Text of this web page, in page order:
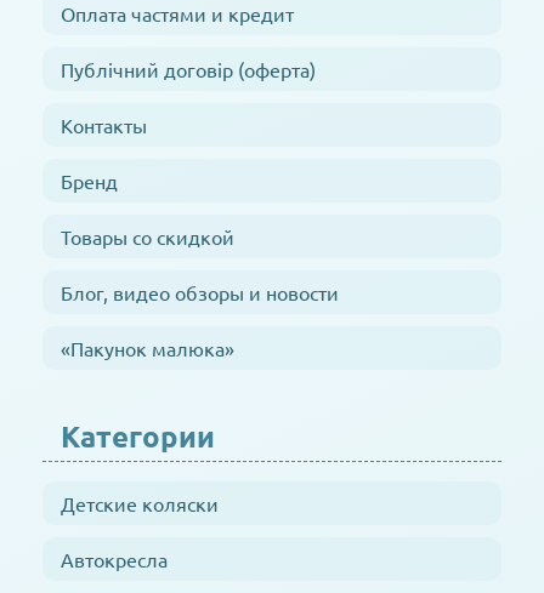
Оплата частями и кредит
Публічний договір (оферта)
Контакты
Бренд
Товары со скидкой
Блог, видео обзоры и новости
«Пакунок малюка»
Категории
Детские коляски
Автокресла